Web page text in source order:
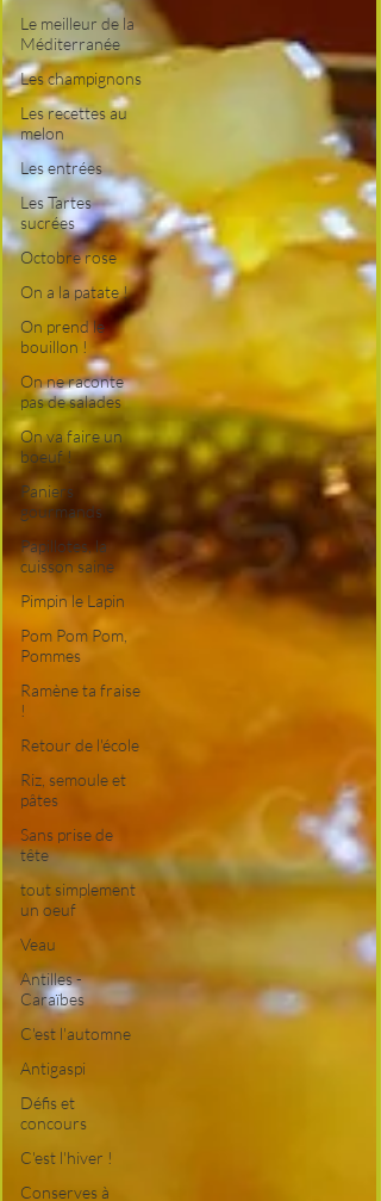
Le meilleur de la
Méditerranée
Les champignons
Les recettes au
melon
Les entrées
Les Tartes
sucrées
Octobre rose
On a la patate !
On prend le
bouillon !
On ne raconte
pas de salades
On va faire un
boeuf !
Paniers
gourmands
Papillotes, la
cuisson saine
Pimpin le Lapin
Pom Pom Pom,
Pommes
Ramène ta fraise
!
Retour de l'école
Riz, semoule et
pâtes
Sans prise de
tête
tout simplement
un oeuf
Veau
Antilles -
Caraïbes
C'est l'automne
Antigaspi
Défis et
concours
C'est l'hiver !
Conserves à